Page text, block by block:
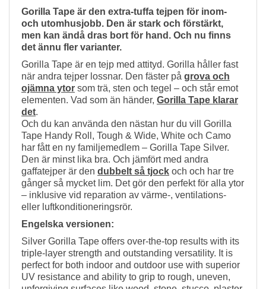
Gorilla Tape är den extra-tuffa tejpen för inom-
och utomhusjobb. Den är stark och förstärkt,
men kan ändå dras bort för hand. Och nu finns
det ännu fler varianter.
Gorilla Tape är en tejp med attityd. Gorilla håller fast
när andra tejper lossnar. Den fäster på grova och
ojämna ytor som trä, sten och tegel – och står emot
elementen. Vad som än händer, Gorilla Tape klarar
det.
Och du kan använda den nästan hur du vill Gorilla
Tape Handy Roll, Tough & Wide, White och Camo
har fått en ny familjemedlem – Gorilla Tape Silver.
Den är minst lika bra. Och jämfört med andra
gaffatejper är den dubbelt så tjock och och har tre
gånger så mycket lim. Det gör den perfekt för alla ytor
– inklusive vid reparation av värme-, ventilations-
eller luftkonditioneringsrör.
Engelska versionen:
Silver Gorilla Tape offers over-the-top results with its
triple-layer strength and outstanding versatility. It is
perfect for both indoor and outdoor use with superior
UV resistance and ability to grip to rough, uneven,